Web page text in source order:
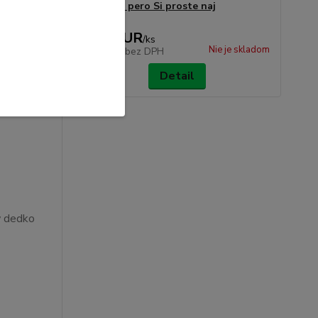
Svietiace pero Si proste naj
2,05 EUR/ks
bez DPH Nie je skladom
Detail